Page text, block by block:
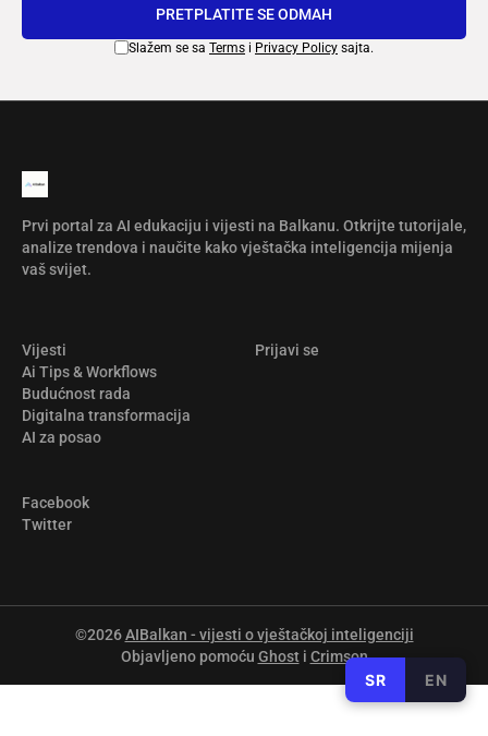
PRETPLATITE SE ODMAH
Slažem se sa Terms i Privacy Policy sajta.
Prvi portal za AI edukaciju i vijesti na Balkanu. Otkrijte tutorijale,
analize trendova i naučite kako vještačka inteligencija mijenja
vaš svijet.
Vijesti
Ai Tips & Workflows
Budućnost rada
Digitalna transformacija
AI za posao
Prijavi se
Facebook
Twitter
©2026AIBalkan - vijesti o vještačkoj inteligenciji
Objavljeno pomoću Ghosti Crimson
SR EN